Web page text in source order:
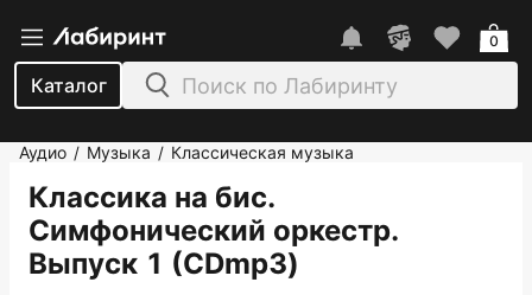
Каталог
0
Аудио / Музыка / Классическая музыка
Классика на бис.
Симфонический оркестр.
Выпуск 1 (CDmp3)